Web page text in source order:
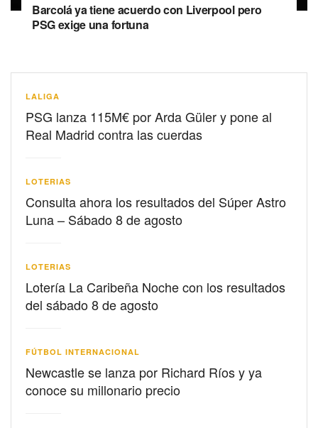
Barcolá ya tiene acuerdo con Liverpool pero
PSG exige una fortuna
LALIGA
PSG lanza 115M€ por Arda Güler y pone al
Real Madrid contra las cuerdas
LOTERIAS
Consulta ahora los resultados del Súper Astro
Luna – Sábado 8 de agosto
LOTERIAS
Lotería La Caribeña Noche con los resultados
del sábado 8 de agosto
FÚTBOL INTERNACIONAL
Newcastle se lanza por Richard Ríos y ya
conoce su millonario precio